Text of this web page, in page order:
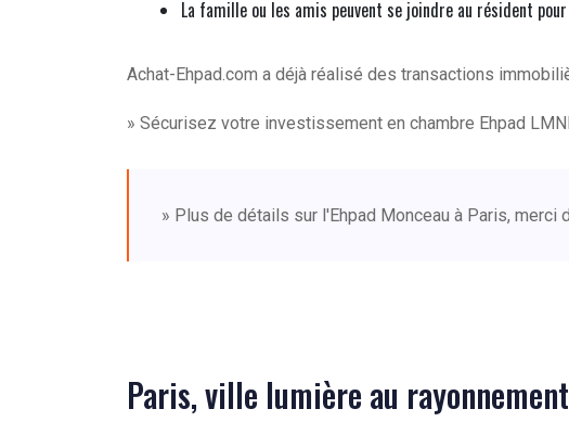
La famille ou les amis peuvent se joindre au résident
Achat-Ehpad.com a déjà réalisé des transactions
» Sécurisez votre investissement en chambre Ehpad
» Plus de détails sur l'Ehpad Monceau à Paris, merci
Paris, ville lumière au